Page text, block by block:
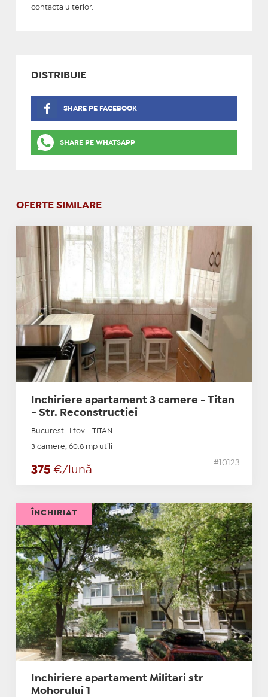
contacta ulterior.
DISTRIBUIE
SHARE PE FACEBOOK
SHARE PE WHATSAPP
OFERTE SIMILARE
Inchiriere apartament 3 camere - Titan
- Str. Reconstructiei
Bucuresti-Ilfov - TITAN
3 camere, 60.8 mp utili
375 €/lună
#10123
Inchiriere apartament Militari str
Mohorului 1
ÎNCHIRIAT